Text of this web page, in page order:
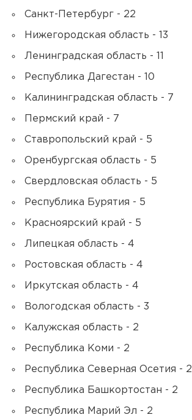
Санкт-Петербург - 22
Нижегородская область - 13
Ленинградская область - 11
Республика Дагестан - 10
Калининградская область - 7
Пермский край - 7
Ставропольский край - 5
Оренбургская область - 5
Свердловская область - 5
Республика Бурятия - 5
Красноярский край - 5
Липецкая область - 4
Ростовская область - 4
Иркутская область - 4
Вологодская область - 3
Калужская область - 2
Республика Коми - 2
Республика Северная Осетия - 2
Республика Башкортостан - 2
Республика Марий Эл - 2